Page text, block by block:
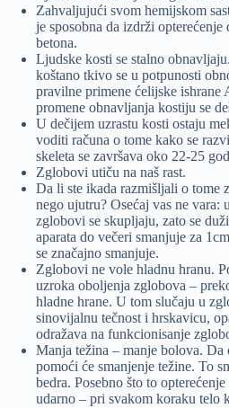
Zahvaljujući svom hemijskom
je sposobna da izdrži
betona.
Ljudske kosti se stalno
koštano tkivo se u potpunosti
pravilne primene ćelijske
promene obnavljanja kostiju se
U dečijem uzrastu kosti ostaju
voditi računa o tome kako se
skeleta se završava oko 22-25
Zglobovi utiču na naš rast.
Da li ste ikada razmišljali o tome
nego ujutru? Osećaj vas ne vara:
zglobovi se skupljaju, zato se
aparata do večeri smanjuje za
se značajno smanjuje.
Zglobovi ne vole hladnu hranu.
uzroka oboljenja zglobova –
hladne hrane. U tom slučaju u
sinovijalnu tečnost i hrskavicu,
odražava na funkcionisanje
Manja težina – manje bolova. Da
pomoći će smanjenje težine. To
bedra. Posebno što to
udarno – pri svakom koraku telo